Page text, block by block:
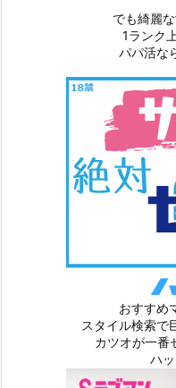
でも綺麗
1ランク
パパ活な
おすすめ
スタイル検索で
カツオが一番
ハッ